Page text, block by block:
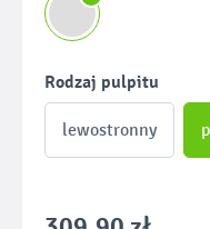
Wybierz
Rodzaj pulpitu
lewostronny